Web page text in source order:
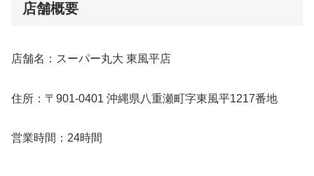
店舗概要
店舗名：スーパー丸大 東風平店
住所：〒901-0401 沖縄県八重瀬町字東風平1217番地
営業時間：24時間